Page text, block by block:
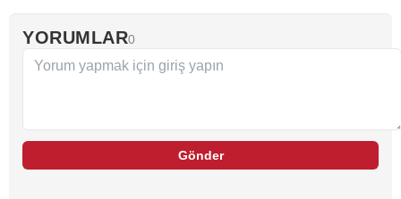
YORUMLAR0
Gönder